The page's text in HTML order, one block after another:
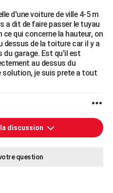
d'une voiture de ville 4-5 m
a dit de faire passer le tuyau
ce qui concerne la hauteur, on
dessus de la toiture car il y a
du garage. Est qu'il est
au dessus du
solution, je suis prete a tout
discussion
question